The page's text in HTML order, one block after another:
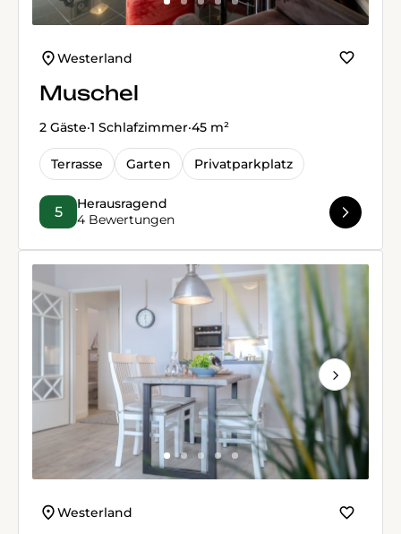
Westerland
Muschel
2 Gäste·1 Schlafzimmer·45 m²
Terrasse Garten Privatparkplatz
5
Herausragend
4 Bewertungen
Next
Westerland